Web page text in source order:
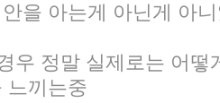
을 아는게 아닌게 아
우 정말 실제로는 어떻
느끼는중